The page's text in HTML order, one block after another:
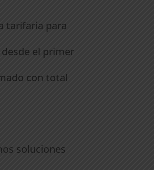
tarifaria para
el primer
con total
soluciones